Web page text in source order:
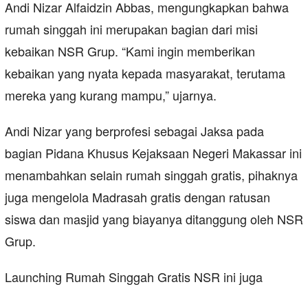
Andi Nizar Alfaidzin Abbas, mengungkapkan bahwa
rumah singgah ini merupakan bagian dari misi
kebaikan NSR Grup. “Kami ingin memberikan
kebaikan yang nyata kepada masyarakat, terutama
mereka yang kurang mampu,” ujarnya.
Andi Nizar yang berprofesi sebagai Jaksa pada
bagian Pidana Khusus Kejaksaan Negeri Makassar ini
menambahkan selain rumah singgah gratis, pihaknya
juga mengelola Madrasah gratis dengan ratusan
siswa dan masjid yang biayanya ditanggung oleh NSR
Grup.
Launching Rumah Singgah Gratis NSR ini juga